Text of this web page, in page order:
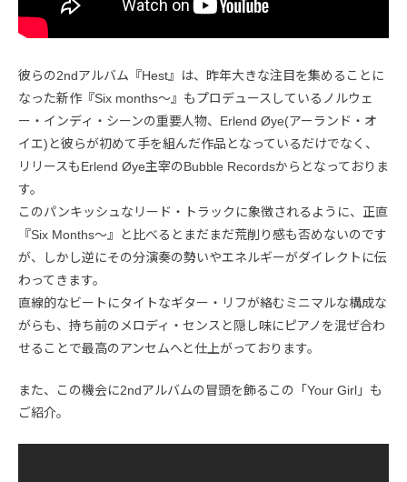
彼らの2ndアルバム『Hest』は、昨年大きな注目を集めることに
なった新作『Six months〜』もプロデュースしているノルウェ
ー・インディ・シーンの重要人物、Erlend Øye(アーランド・オ
イエ)と彼らが初めて手を組んだ作品となっているだけでなく、
リリースもErlend Øye主宰のBubble Recordsからとなっておりま
す。
このパンキッシュなリード・トラックに象徴されるように、正直
『Six Months〜』と比べるとまだまだ荒削り感も否めないのです
が、しかし逆にその分演奏の勢いやエネルギーがダイレクトに伝
わってきます。
直線的なビートにタイトなギター・リフが絡むミニマルな構成な
がらも、持ち前のメロディ・センスと隠し味にピアノを混ぜ合わ
せることで最高のアンセムへと仕上がっております。
また、この機会に2ndアルバムの冒頭を飾るこの「Your Girl」も
ご紹介。